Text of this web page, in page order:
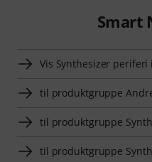
Smart
Vis Synthesizer
til produktgruppe
til produktgruppe
til produktgruppe